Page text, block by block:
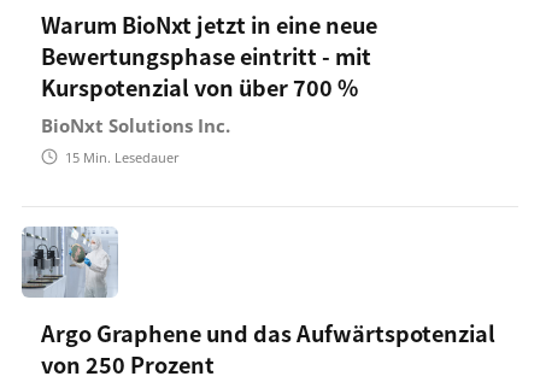
Warum BioNxt jetzt in eine neue
Bewertungsphase eintritt - mit
Kurspotenzial von über 700 %
BioNxt Solutions Inc.
15 Min. Lesedauer
Argo Graphene und das Aufwärtspotenzial
von 250 Prozent